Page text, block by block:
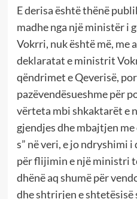
E derisa është thënë
madhe nga një ministër i
Vokrri, nuk është më, me
deklaratat e ministrit
qëndrimet e Qeverisë,
pazëvendësueshme për
vërteta mbi shkaktarët e
gjendjes dhe mbajtjen
s” në veri, e jo ndryshimi
për flijimin e një ministri
dhënë aq shumë për
dhe shtrirjen e shtetësisë